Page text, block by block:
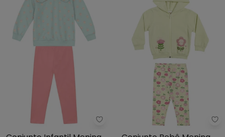
Mundi - Conjunto Infantil